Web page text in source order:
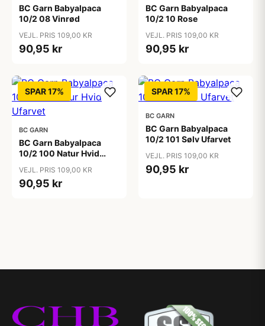
BC Garn Babyalpaca
10/2 08 Vinrød
VEJL. PRIS 109,00 KR
90,95 kr
BC Garn Babyalpaca
10/2 10 Rose
VEJL. PRIS 109,00 KR
90,95 kr
SPAR 17%
BC GARN
BC Garn Babyalpaca
10/2 100 Natur Hvid
VEJL. PRIS 109,00 KR
90,95 kr
SPAR 17%
BC GARN
BC Garn Babyalpaca
10/2 101 Sølv Ufarvet
VEJL. PRIS 109,00 KR
90,95 kr